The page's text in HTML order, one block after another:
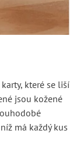
které se liší
jsou kožené
má každý kus